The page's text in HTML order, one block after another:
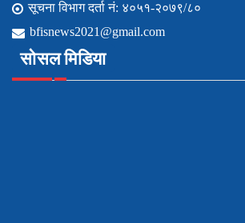
सूचना विभाग दर्ता नं: ४०५१-२०७९/८०
bfisnews2021@gmail.com
सोसल मिडिया